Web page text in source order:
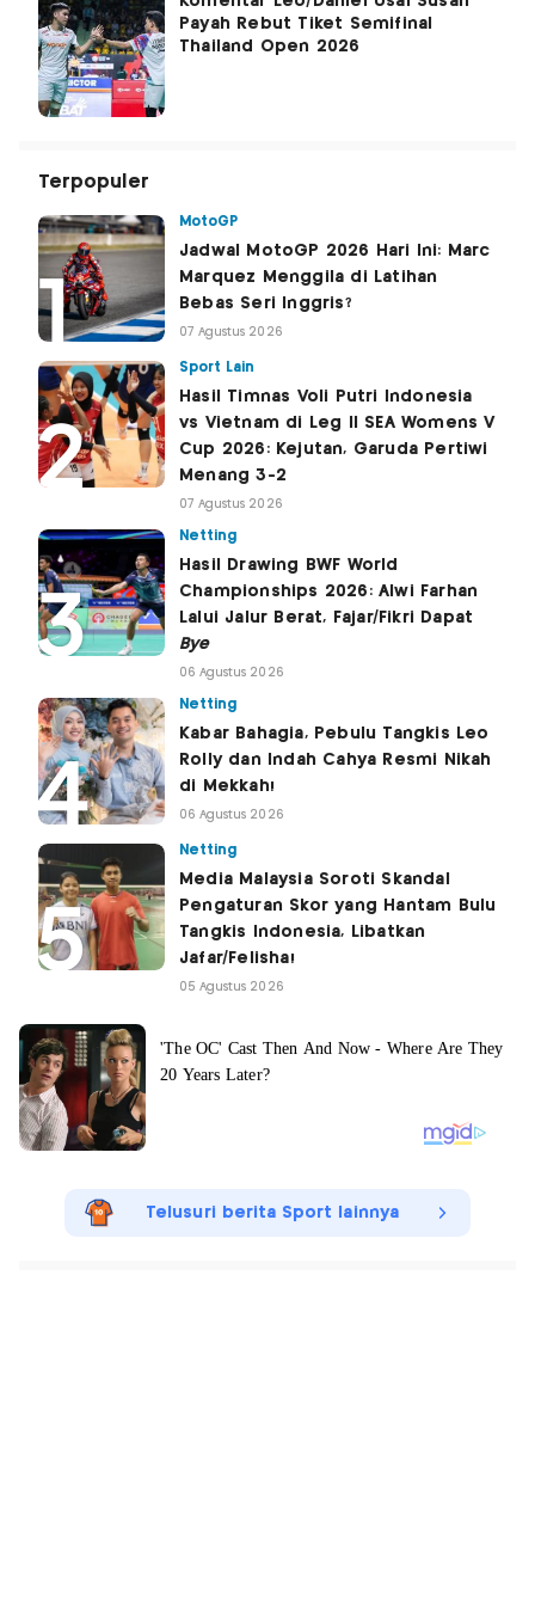
Payah Rebut Tiket Semifinal
Thailand Open 2026
Terpopuler
MotoGP
Jadwal MotoGP 2026 Hari Ini: Marc
Marquez Menggila di Latihan
Bebas Seri Inggris?
07 Agustus 2026
Sport Lain
Hasil Timnas Voli Putri Indonesia
vs Vietnam di Leg II SEA Womens V
Cup 2026: Kejutan, Garuda Pertiwi
Menang 3-2
07 Agustus 2026
Netting
Hasil Drawing BWF World
Championships 2026: Alwi Farhan
Lalui Jalur Berat, Fajar/Fikri Dapat
Bye
06 Agustus 2026
Netting
Kabar Bahagia, Pebulu Tangkis Leo
Rolly dan Indah Cahya Resmi Nikah
di Mekkah!
06 Agustus 2026
Netting
Media Malaysia Soroti Skandal
Pengaturan Skor yang Hantam Bulu
Tangkis Indonesia, Libatkan
Jafar/Felisha!
05 Agustus 2026
Telusuri berita Sport lainnya